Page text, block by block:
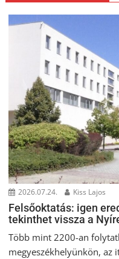
2026.07.24. Kiss Lajos
Felsőoktatás: igen
tekinthet vissza a
Több mint 2200-an
megyeszékhelyünkön, az